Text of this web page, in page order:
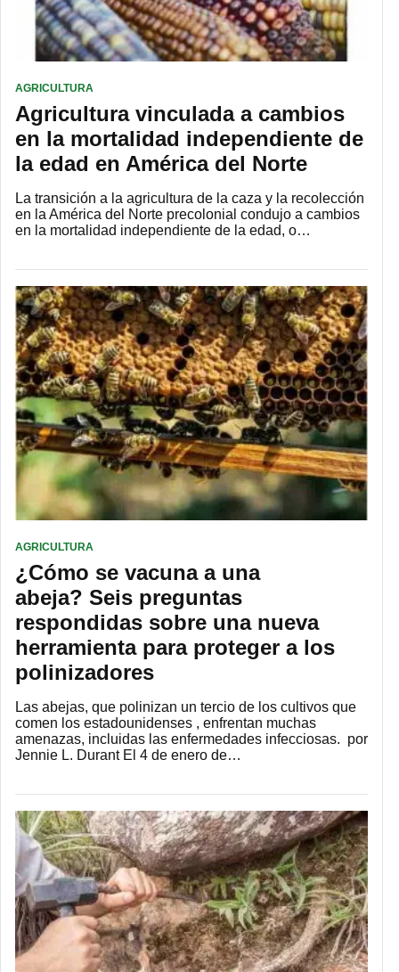
AGRICULTURA
Agricultura vinculada a cambios
en la mortalidad independiente de
la edad en América del Norte
La transición a la agricultura de la caza y la recolección
en la América del Norte precolonial condujo a cambios
en la mortalidad independiente de la edad, o…
AGRICULTURA
¿Cómo se vacuna a una
abeja? Seis preguntas
respondidas sobre una nueva
herramienta para proteger a los
polinizadores
Las abejas, que polinizan un tercio de los cultivos que
comen los estadounidenses , enfrentan muchas
amenazas, incluidas las enfermedades infecciosas. por
Jennie L. Durant El 4 de enero de…